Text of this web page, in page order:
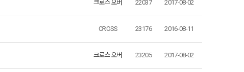
크로스오버 22037 2017-08-02
CROSS 23176 2016-08-11
크로스오버 23205 2017-08-02